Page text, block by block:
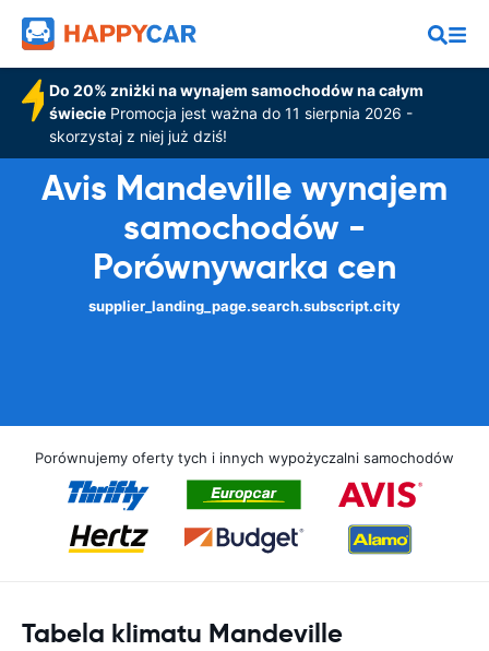
Do 20% zniżki na wynajem samochodów na całym
świeciePromocja jest ważna do 11 sierpnia 2026 -
skorzystaj z niej już dziś!
Avis Mandeville wynajem
samochodów -
Porównywarka cen
supplier_landing_page.search.subscript.city
Porównujemy oferty tych i innych wypożyczalni samochodów
Tabela klimatu Mandeville